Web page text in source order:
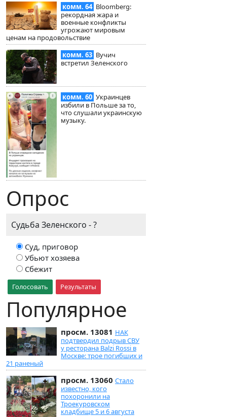
комм. 64 Bloomberg:
рекордная жара и
военные конфликты
угрожают мировым
ценам на продовольствие
комм. 63 Вучич
встретил Зеленского
комм. 60 Украинцев
избили в Польше за то,
что слушали украинскую
музыку.
Опрос
Судьба Зеленского - ?
Суд, приговор
Убьют хозяева
Сбежит
Голосовать Результаты
Популярное
просм. 13081 НАК
подтвердил подрыв СВУ
у ресторана Balzi Rossi в
Москве: трое погибших и
21 раненый
просм. 13060 Стало
известно, кого
похоронили на
Троекуровском
кладбище 5 и 6 августа